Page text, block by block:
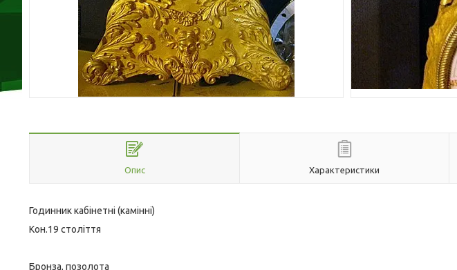
Опис Характеристики
Годинник кабінетні (камінні)
Кон.19 століття
Бронза, позолота